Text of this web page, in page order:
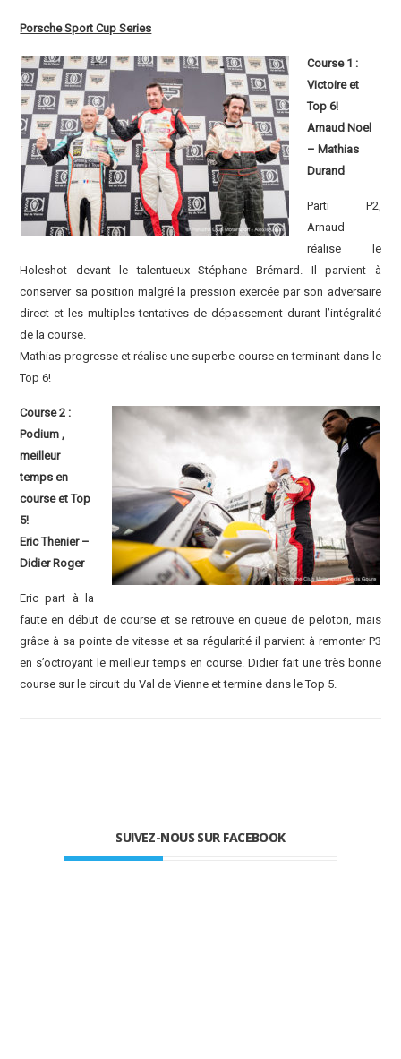
Porsche Sport Cup Series
Course 1 :
Victoire et
Top 6!
Arnaud Noel
– Mathias
Durand
Parti P2,
Arnaud
réalise le
Holeshot devant le talentueux Stéphane Brémard. Il parvient à
conserver sa position malgré la pression exercée par son adversaire
direct et les multiples tentatives de dépassement durant l’intégralité
de la course.
Mathias progresse et réalise une superbe course en terminant dans le
Top 6!
Course 2 :
Podium ,
meilleur
temps en
course et Top
5!
Eric Thenier –
Didier Roger
Eric part à la
faute en début de course et se retrouve en queue de peloton, mais
grâce à sa pointe de vitesse et sa régularité il parvient à remonter P3
en s’octroyant le meilleur temps en course. Didier fait une très bonne
course sur le circuit du Val de Vienne et termine dans le Top 5.
SUIVEZ-NOUS SUR FACEBOOK